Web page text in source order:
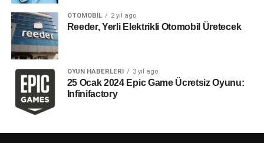
OTOMOBIL 2 yıl ago
Reeder, Yerli Elektrikli Otomobil Üretecek
OYUN HABERLERI 3 yıl ago
25 Ocak 2024 Epic Game Ücretsiz Oyunu:
Infinifactory